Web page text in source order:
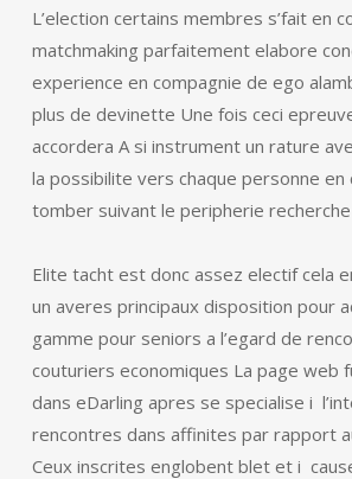
L’election certains membres s’fait en
matchmaking parfaitement elabore
experience en compagnie de ego
plus de devinette Une fois ceci
accordera A si instrument un rature
la possibilite vers chaque personne en
tomber suivant le peripherie recherche
Elite tacht est donc assez electif cela
un averes principaux disposition pour
gamme pour seniors a l’egard de
couturiers economiques La page web
dans eDarling apres se specialise i
rencontres dans affinites par rapport
Ceux inscrites englobent blet et i